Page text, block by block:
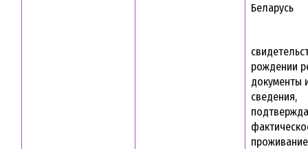
Беларусь
рождении
документы
сведения,